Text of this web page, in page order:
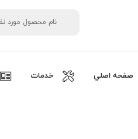
صفحه اصلي خدمات